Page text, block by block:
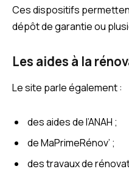
Ces dispositifs
dépôt de garantie ou
Les aides à la
Le site parle également :
des aides de l’ANAH ;
de MaPrimeRénov’ ;
des travaux de